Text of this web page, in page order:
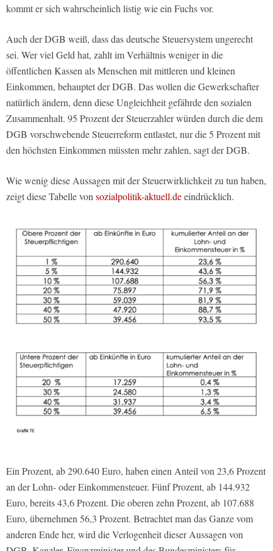
kommt er sich wahrscheinlich listig wie ein Fuchs vor.
Auch der DGB weiß, dass das deutsche Steuersystem ungerecht
sei. Wer viel Geld hat, zahlt im Verhältnis weniger in die
öffentlichen Kassen als Menschen mit mittleren und kleinen
Einkommen, behauptet der DGB. Das wollen die Gewerkschafter
natürlich ändern, denn diese Ungleichheit gefährde den sozialen
Zusammenhalt. 95 Prozent der Steuerzahler würden durch die dem
DGB vorschwebende Steuerreform entlastet, nur die 5 Prozent mit
den höchsten Einkommen müssten mehr zahlen, sagt der DGB.
Wie wenig diese Aussagen mit der Steuerwirklichkeit zu tun haben,
zeigt diese Tabelle vonsozialpolitik-aktuell.deeindrücklich.
Ein Prozent, ab 290.640 Euro, haben einen Anteil von 23,6 Prozent
an der Lohn- oder Einkommensteuer. Fünf Prozent, ab 144.932
Euro, bereits 43,6 Prozent. Die oberen zehn Prozent, ab 107.688
Euro, übernehmen 56,3 Prozent. Betrachtet man das Ganze vom
anderen Ende her, wird die Verlogenheit dieser Aussagen von